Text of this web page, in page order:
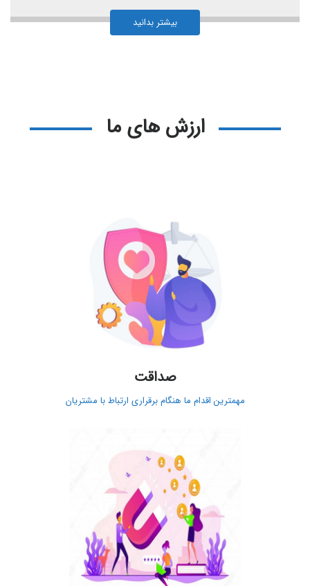
بیشتر بدانید
ارزش های ما
صداقت
مهمترین اقدام ما هنگام برقراری ارتباط با مشتریان